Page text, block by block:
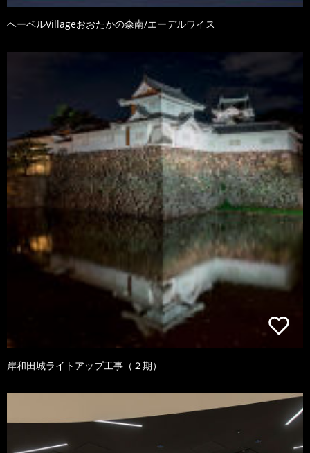
ヘーベルVillageおおたかの森南/エーデルワイス
岸和田城ライトアップ工事（２期）